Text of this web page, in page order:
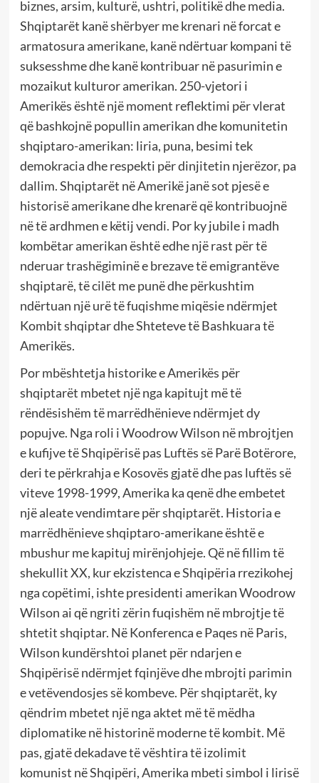
biznes, arsim, kulturë, ushtri, politikë dhe media.
Shqiptarët kanë shërbyer me krenari në forcat e
armatosura amerikane, kanë ndërtuar kompani të
suksesshme dhe kanë kontribuar në pasurimin e
mozaikut kulturor amerikan. 250-vjetori i
Amerikës është një moment reflektimi për vlerat
që bashkojnë popullin amerikan dhe komunitetin
shqiptaro-amerikan: liria, puna, besimi tek
demokracia dhe respekti për dinjitetin njerëzor, pa
dallim. Shqiptarët në Amerikë janë sot pjesë e
historisë amerikane dhe krenarë që kontribuojnë
në të ardhmen e këtij vendi. Por ky jubile i madh
kombëtar amerikan është edhe një rast për të
nderuar trashëgiminë e brezave të emigrantëve
shqiptarë, të cilët me punë dhe përkushtim
ndërtuan një urë të fuqishme miqësie ndërmjet
Kombit shqiptar dhe Shteteve të Bashkuara të
Amerikës.
Por mbështetja historike e Amerikës për
shqiptarët mbetet një nga kapitujt më të
rëndësishëm të marrëdhënieve ndërmjet dy
popujve. Nga roli i Woodrow Wilson në mbrojtjen
e kufijve të Shqipërisë pas Luftës së Parë Botërore,
deri te përkrahja e Kosovës gjatë dhe pas luftës së
viteve 1998-1999, Amerika ka qenë dhe embetet
një aleate vendimtare për shqiptarët. Historia e
marrëdhënieve shqiptaro-amerikane është e
mbushur me kapituj mirënjohjeje. Që në fillim të
shekullit XX, kur ekzistenca e Shqipëria rrezikohej
nga copëtimi, ishte presidenti amerikan Woodrow
Wilson ai që ngriti zërin fuqishëm në mbrojtje të
shtetit shqiptar. Në Konferenca e Paqes në Paris,
Wilson kundërshtoi planet për ndarjen e
Shqipërisë ndërmjet fqinjëve dhe mbrojti parimin
e vetëvendosjes së kombeve. Për shqiptarët, ky
qëndrim mbetet një nga aktet më të mëdha
diplomatike në historinë moderne të kombit. Më
pas, gjatë dekadave të vështira të izolimit
komunist në Shqipëri, Amerika mbeti simbol i lirisë